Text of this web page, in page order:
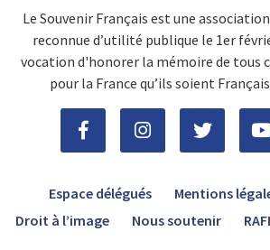
Le Souvenir Français est une
reconnue d’utilité publique le 1er
vocation d'honorer la mémoire de tous
pour la France qu’ils soient
Espace délégués Mentions
Droit à l’image
Nous soutenir